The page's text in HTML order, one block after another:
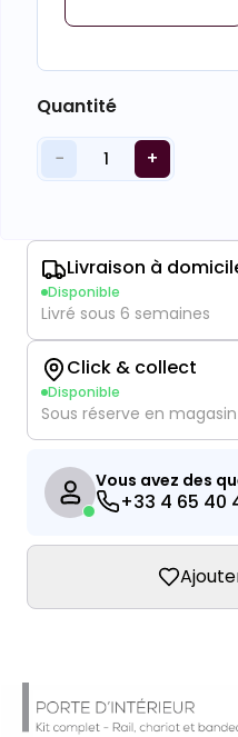
Quantité
− 1 +
Livraison à
Disponible
Livré sous 6 semaines
Click & collect
Disponible
Sous réserve en magasin
Vous avez des
+33 4 65 40